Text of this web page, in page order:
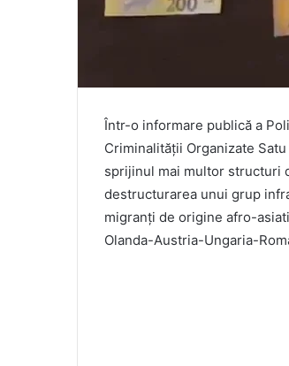
Într-o informare publică a
Criminalității Organizate
sprijinul mai multor structuri
destructurarea unui grup
migranți de origine afro-
Olanda-Austria-Ungaria-